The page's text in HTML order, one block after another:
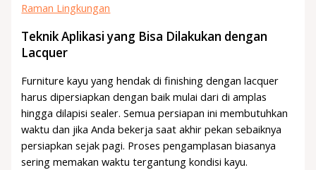
Raman Lingkungan
Teknik Aplikasi yang Bisa Dilakukan dengan
Lacquer
Furniture kayu yang hendak di finishing dengan lacquer
harus dipersiapkan dengan baik mulai dari di amplas
hingga dilapisi sealer. Semua persiapan ini membutuhkan
waktu dan jika Anda bekerja saat akhir pekan sebaiknya
persiapkan sejak pagi. Proses pengamplasan biasanya
sering memakan waktu tergantung kondisi kayu.